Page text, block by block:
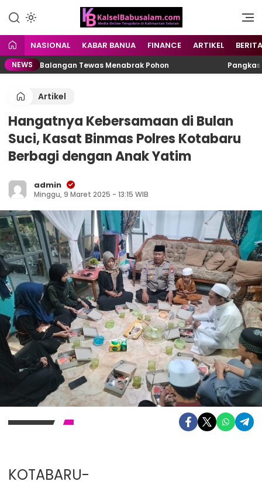
kalselbabusalam.com
Menyuarakan Kalsel,
Menginspirasi Nusantara
NASIONAL KABAR BANUA FINANCE ARTIKEL BERITA
NEWS
di Balangan Tewas Menabrak Pohon Pangkas
Artikel
Hangatnya Kebersamaan di Bulan
Suci, Kasat Binmas Polres Kotabaru
Berbagi dengan Anak Yatim
admin
Minggu, 9 Maret 2025 - 13:15 WIB
KOTABARU-